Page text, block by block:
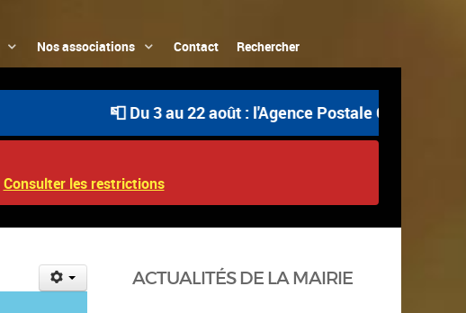
Nos associations Contact Rechercher
📮 Du 3 au 22 août : l'Agence Postale Communale est
Consulter les restrictions
ACTUALITÉS DE LA MAIRIE